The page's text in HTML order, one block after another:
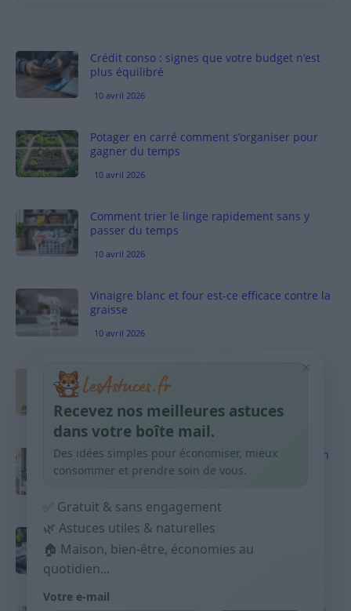
Crédit conso : signes que votre budget n’est
plus équilibré
10 avril 2026
Potager en carré comment s’organiser pour
gagner du temps
10 avril 2026
Comment trier le linge rapidement sans y
passer du temps
10 avril 2026
Vinaigre blanc et four est-ce efficace contre la
graisse
10 avril 2026
Taches pigmentaires : routine simple +
habitudes qui aident
9 avril 2026
Produits ménagers : comment économiser en
courses sans acheter 10 sprays
Budget mensuel : méthode rapide pour
répartir son salaire dès le jour de paie
9 avril 2026
×
Recevez nos meilleures astuces
dans votre boîte mail.
Des idées simples pour économiser, mieux
consommer et prendre soin de vous.
✅ Gratuit & sans engagement
🌿 Astuces utiles & naturelles
🏠 Maison, bien-être, économies au
quotidien...
Votre e-mail